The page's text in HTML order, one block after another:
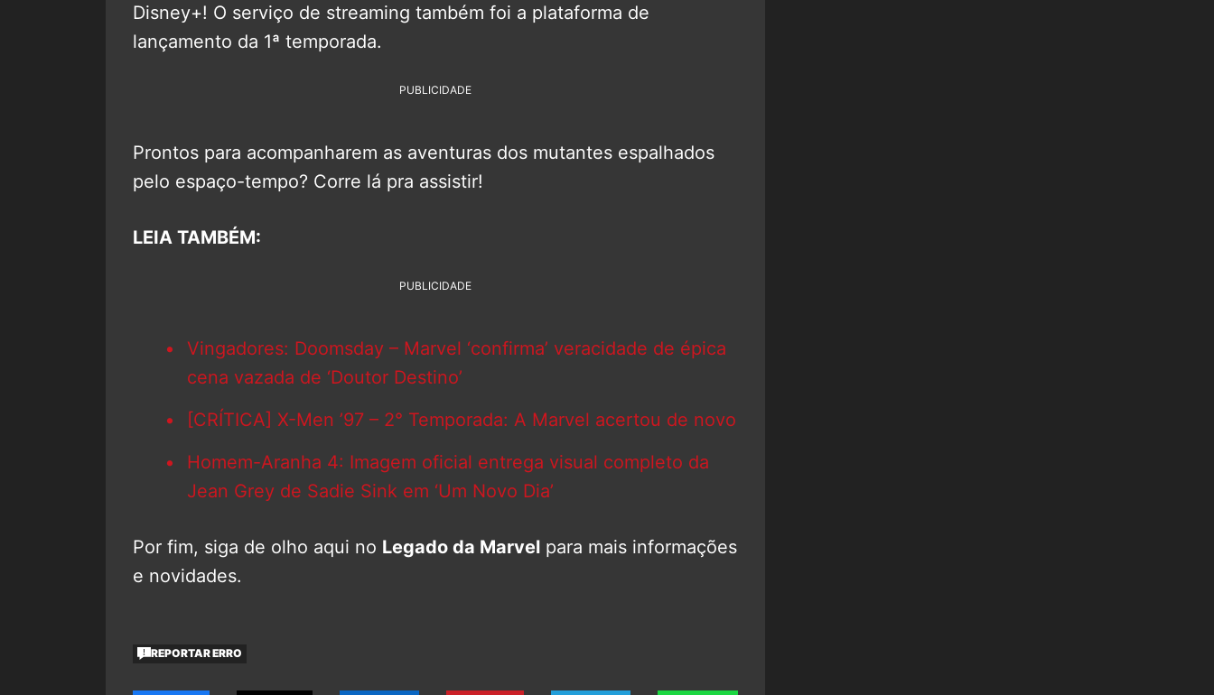
Disney+! O serviço de streaming também foi a plataforma de
lançamento da 1ª temporada.
PUBLICIDADE
Prontos para acompanharem as aventuras dos mutantes espalhados
pelo espaço-tempo? Corre lá pra assistir!
LEIA TAMBÉM:
PUBLICIDADE
Vingadores: Doomsday – Marvel ‘confirma’ veracidade de épica
cena vazada de ‘Doutor Destino’
[CRÍTICA] X-Men ’97 – 2° Temporada: A Marvel acertou de novo
Homem-Aranha 4: Imagem oficial entrega visual completo da
Jean Grey de Sadie Sink em ‘Um Novo Dia’
Por fim, siga de olho aqui no Legado da Marvel para mais informações
e novidades.
REPORTAR ERRO